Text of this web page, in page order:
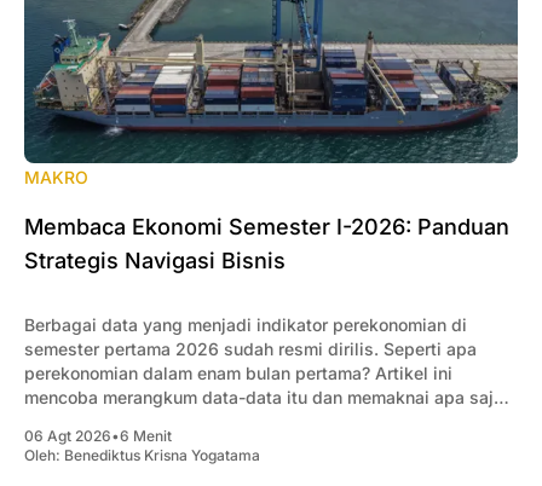
MAKRO
Membaca Ekonomi Semester I-2026: Panduan
Strategis Navigasi Bisnis
Berbagai data yang menjadi indikator perekonomian di
semester pertama 2026 sudah resmi dirilis. Seperti apa
perekonomian dalam enam bulan pertama? Artikel ini
mencoba merangkum data-data itu dan memaknai apa saja
06 Agt 2026•6 Menit
Oleh: Benediktus Krisna Yogatama